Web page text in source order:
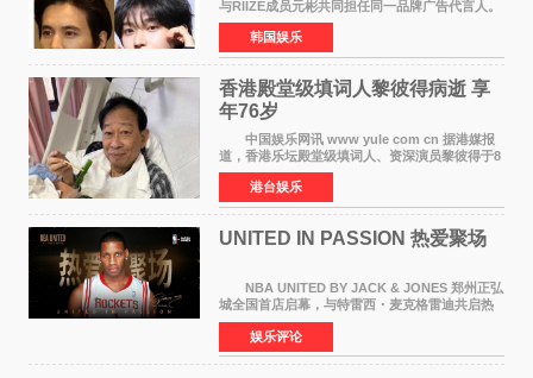
与RIIZE成员元彬共同担任同一品牌广告代言人。
6日据独家报道，继演员元斌之后，RIIZE元彬最
近也被选为某在线中介平台A公司的共同广告代言
人，两人将作
韩国娱乐
香港殿堂级填词人黎彼得病逝 享
年76岁​
中国娱乐网讯 www yule com cn 据港媒报
道，香港乐坛殿堂级填词人、资深演员黎彼得于8
月5日上午因病离世，终年76岁。好友钟志光透
露，黎彼得今年3月中风后便卧床休养，身体机能
持续衰退，最
港台娱乐
UNITED IN PASSION 热爱聚场
NBA UNITED BY JACK & JONES 郑州正弘
城全国首店启幕，与特雷西・麦克格雷迪共启热
爱 2026 年7 月21 日，
NBAUNITEDBYJACK&JONES 全国首店，于郑
州正弘城正式启幕。NBA 传奇球星
娱乐评论